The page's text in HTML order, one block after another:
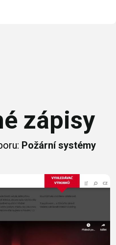
zápisy
Požární systémy